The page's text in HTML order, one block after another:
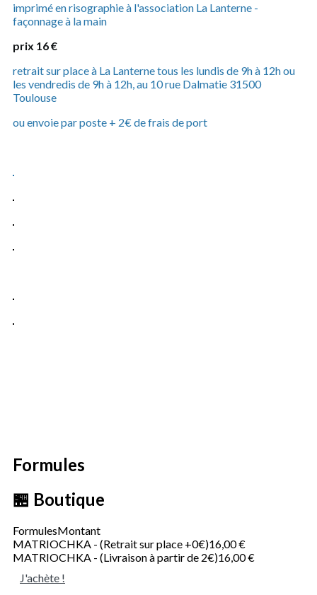
imprimé en risographie à l'association La Lanterne -
façonnage à la main
prix 16 €
retrait sur place à La Lanterne tous les lundis de 9h à 12h ou
les vendredis de 9h à 12h, au 10 rue Dalmatie 31500
Toulouse
ou envoie par poste + 2€ de frais de port
Formules
🏪 Boutique
FormulesMontant
MATRIOCHKA - (Retrait sur place +0€)16,00 €
MATRIOCHKA - (Livraison à partir de 2€)16,00 €
J'achète !